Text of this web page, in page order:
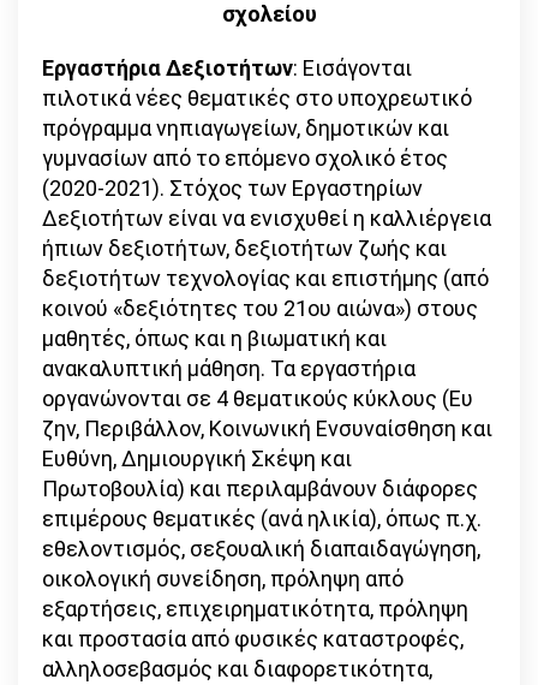
σχολείου
Εργαστήρια Δεξιοτήτων: Εισάγονται
πιλοτικά νέες θεματικές στο υποχρεωτικό
πρόγραμμα νηπιαγωγείων, δημοτικών και
γυμνασίων από το επόμενο σχολικό έτος
(2020-2021). Στόχος των Εργαστηρίων
Δεξιοτήτων είναι να ενισχυθεί η καλλιέργεια
ήπιων δεξιοτήτων, δεξιοτήτων ζωής και
δεξιοτήτων τεχνολογίας και επιστήμης (από
κοινού «δεξιότητες του 21ου αιώνα») στους
μαθητές, όπως και η βιωματική και
ανακαλυπτική μάθηση. Τα εργαστήρια
οργανώνονται σε 4 θεματικούς κύκλους (Ευ
ζην, Περιβάλλον, Κοινωνική Ενσυναίσθηση και
Ευθύνη, Δημιουργική Σκέψη και
Πρωτοβουλία) και περιλαμβάνουν διάφορες
επιμέρους θεματικές (ανά ηλικία), όπως π.χ.
εθελοντισμός, σεξουαλική διαπαιδαγώγηση,
οικολογική συνείδηση, πρόληψη από
εξαρτήσεις, επιχειρηματικότητα, πρόληψη
και προστασία από φυσικές καταστροφές,
αλληλοσεβασμός και διαφορετικότητα,